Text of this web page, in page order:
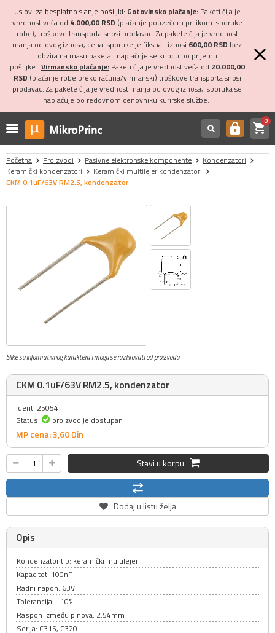
Uslovi za besplatno slanje pošiljki: Gotovinsko plaćanje:Paketi čija je
vrednost veća od 4.000,00 RSD (plaćanje pouzećem prilikom isporuke
robe), troškove transporta snosi prodavac. Za pakete čija je vrednost
manja od ovog iznosa, cena isporuke je fiksna i iznosi 600,00 RSD bez
obzira na masu paketa i naplaćuje se kupcu po prijemu
pošiljke. Virmansko plaćanje:Paketi čija je vrednost veća od 20.000,00
RSD (plaćanje robe preko računa/virmanski) troškove transporta snosi
prodavac. Za pakete čija je vrednost manja od ovog iznosa, isporuka se
naplaćuje po redovnom cenovniku kurirske službe.
https shopping_cart0
Početna Proizvodi Pasivne elektronske komponente
Kondenzatori
Keramički kondenzatori
Keramički multilejer kondenzatori
CKM 0.1uF/63V RM2.5, kondenzator
Slike su informativnog karaktera i mogu se razlikovati od proizvoda
CKM 0.1uF/63V RM2.5, kondenzator
Ident: 25054
Status:
proizvod je dostupan
MP cena: 3,60Din
Stavi u korpu
Dodaj u listu želja
Opis
Kondenzator tip: keramički multilejer
Kapacitet: 100nF
Radni napon: 63V
Tolerancija: ±10%
Raspon između pinova: 2.54mm
Serija: C315, C320